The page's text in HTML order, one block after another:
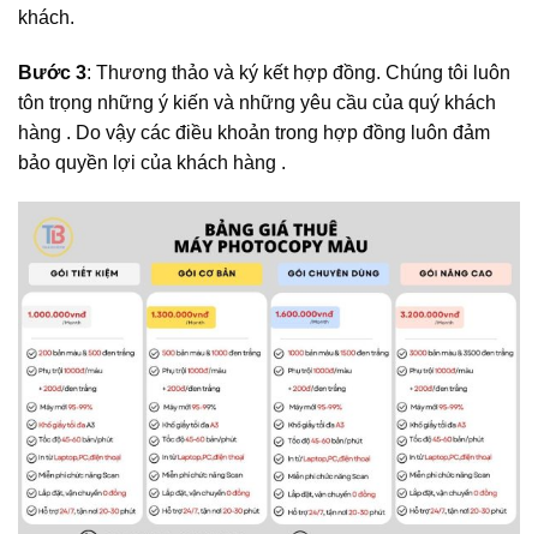
khách.
Bước 3: Thương thảo và ký kết hợp đồng. Chúng tôi luôn
tôn trọng những ý kiến và những yêu cầu của quý khách
hàng . Do vậy các điều khoản trong hợp đồng luôn đảm
bảo quyền lợi của khách hàng .